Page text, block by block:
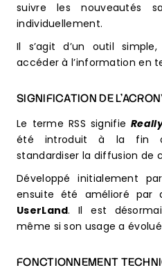
suivre les nouveautés
individuellement.
Il s’agit d’un outil
accéder à l’information en
SIGNIFICATION DE
Le terme RSS signifie
été introduit à la fin
standardiser la diffusion de
Développé initialement
ensuite été amélioré par
UserLand. Il est
même si son usage a
FONCTIONNEMENT